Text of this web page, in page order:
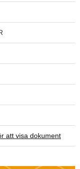
att visa dokument